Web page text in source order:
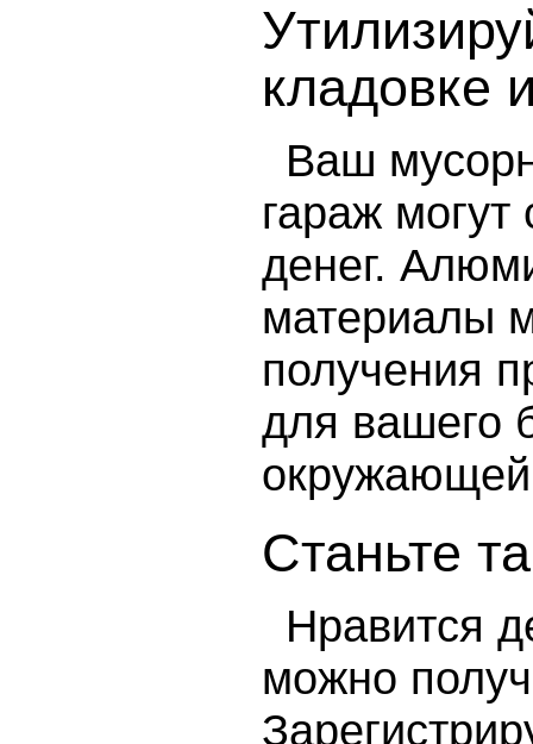
кладовке
Ваш
гараж
денег.
материалы
получения
для вашего
Станьте
Нравится
можно